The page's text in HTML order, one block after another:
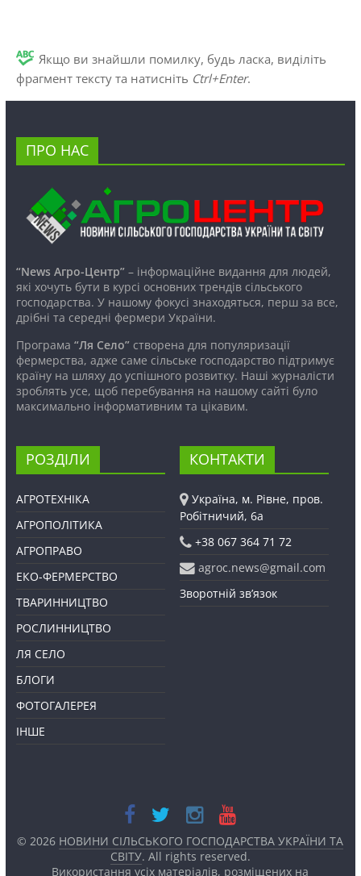
Якщо ви знайшли помилку, будь ласка, виділіть
фрагмент тексту та натисніть Ctrl+Enter.
ПРО НАС
“News Агро-Центр”– інформаційне видання для людей,
які хочуть бути в курсі основних трендів сільського
господарства. У нашому фокусі знаходяться, перш за все,
дрібні та середні фермери України.
Програма “Ля Село”створена для популяризації
фермерства, адже саме сільське господарство підтримує
країну на шляху до успішного розвитку. Наші журналісти
зроблять усе, щоб перебування на нашому сайті було
максимально інформативним та цікавим.
РОЗДІЛИ
АГРОТЕХНІКА
АГРОПОЛІТИКА
АГРОПРАВО
ЕКО-ФЕРМЕРСТВО
ТВАРИННИЦТВО
РОСЛИННИЦТВО
ЛЯ СЕЛО
БЛОГИ
ФОТОГАЛЕРЕЯ
ІНШЕ
КОНТАКТИ
Україна, м. Рівне, пров.
Робітничий, 6а
+38 067 364 71 72
agroc.news@gmail.com
Зворотній зв’язок
© 2026 НОВИНИ СІЛЬСЬКОГО ГОСПОДАРСТВА УКРАЇНИ ТА
СВІТУ. All rights reserved.
Використання усіх матеріалів, розміщених на